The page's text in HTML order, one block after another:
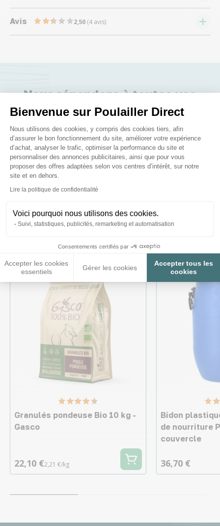
Bienvenue sur Poulailler Direct
Plateforme de Gestion du
Nous utilisons des cookies, y compris des cookies tiers, afin
d’assurer le bon fonctionnement du site, améliorer votre expérience
d’achat, analyser le trafic, optimiser la performance du site et
personnaliser des annonces publicitaires, ainsi que pour vous
proposer des offres adaptées selon vos centres d’intérêt, sur notre
site et en dehors.
Lire la politique de confidentialité
Voici pourquoi nous utilisons des cookies.
Suivi, statistiques, publicités, remarketing et automatisation
Consentements certifiés par
Accepter les cookies
essentiels
Gérer les cookies
Accepter tous les
cookies
Axeptio consent
Avis 2,50 (4 avis)
Nous répondons à toutes vos
questions ;)
Posez-nous vos questions
Ces produits peuvent vous
intéresser
Made in France
Granulés pondeuse Bio 10 kg -
Gasco
22,10 €2,21 €/kg
♦ SECURITE26
Bidon
de nourriture
couvercle
36,70 €